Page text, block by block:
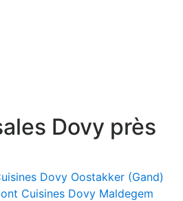
Dovy près
Dovy Oostakker (Gand)
Cuisines Dovy Maldegem